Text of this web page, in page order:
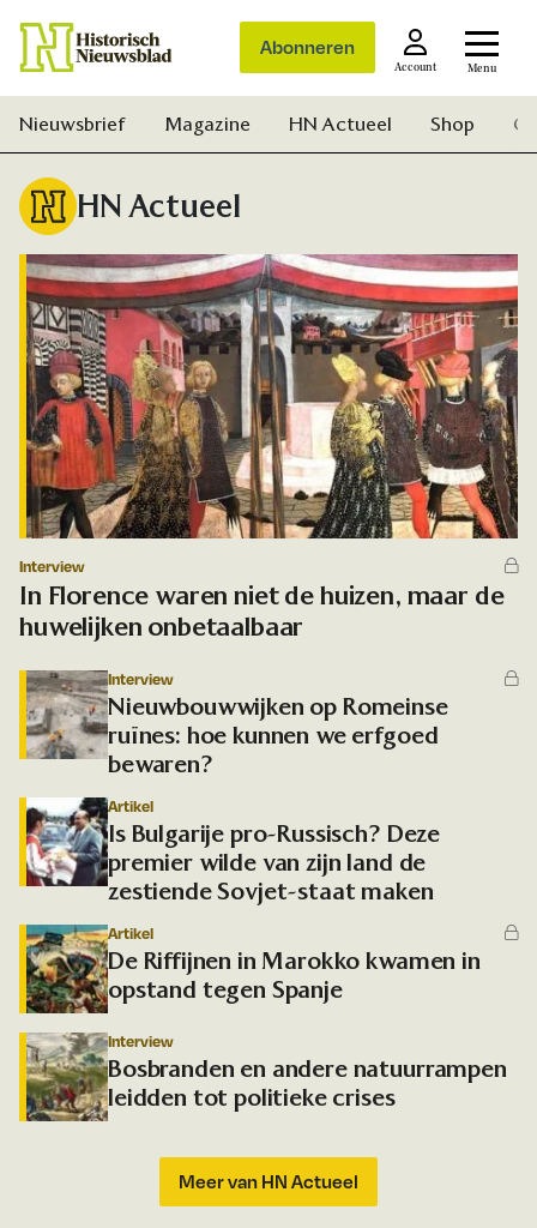
Abonneren
Account Menu
Zoek
Nieuwsbrief Magazine HN Actueel Shop
HN Actueel
Interview
In Florence waren niet de huizen, maar de
huwelijken onbetaalbaar
Interview
Nieuwbouwwijken op Romeinse
ruïnes: hoe kunnen we erfgoed
bewaren?
Artikel
Is Bulgarije pro-Russisch? Deze
premier wilde van zijn land de
zestiende Sovjet-staat maken
Artikel
De Riffijnen in Marokko kwamen in
opstand tegen Spanje
Interview
Bosbranden en andere natuurrampen
leidden tot politieke crises
Meer van HN Actueel